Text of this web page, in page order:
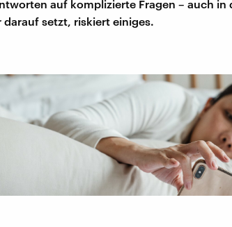
auf komplizierte Fragen – auch in
darauf setzt, riskiert einiges.